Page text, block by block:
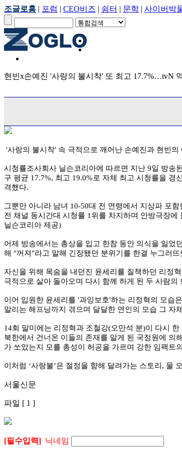
조글로홈 | 포럼 | CEO비즈 | 쉼터 | 문학 | 사이버박
현빈x손예진 '사랑의 불시착' 또 최고 17.7%…tvN
'사랑의 불시착' 속 극적으로 깨어난 손예진과 현빈
시청률조사회사 닐슨코리아에 따르면 지난 9일 방송
구 평균 17.7%, 최고 19.0%로 자체 최고 시청률을
격했다.
그뿐만 아니라 남녀 10-50대 전 연령에서 지상파 포
전 채널 동시간대 시청률 1위를 차지하며 안방극장
닐슨코리아 제공)
어제 방송에서는 총상을 입고 한참 동안 의식을 잃었
해 "꺼져"라고 말해 긴장됐던 분위기를 한결 누그러
자신을 위해 목숨을 내던진 윤세리를 질책하던 리정
극적으로 살아 돌아오며 다시 함께 하게 된 두 사람
이어 입원한 윤세리를 '과잉보호'하는 리정혁의 모습
말리는 해프닝까지 겪으며 달달한 연인의 모습 그 자
14회 말미에는 리정혁과 조철강(오만석 분)이 다시
북한에서 건너온 이들의 존재를 알게 된 국정원에 의
가 쏘았는지 모를 총성이 허공을 가르며 강한 임팩트
이처럼 ‘사랑불’은 절정을 향해 달려가는 스토리, 물
서울신문
파일 [ 1 ]
[필수입력] 닉네임